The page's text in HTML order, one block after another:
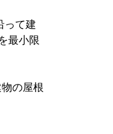
って建
最小限
の屋根